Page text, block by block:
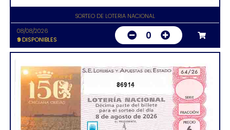
SORTEO DE LOTERIA NACIONAL
08/08/2026
9DISPONIBLES 0
86914